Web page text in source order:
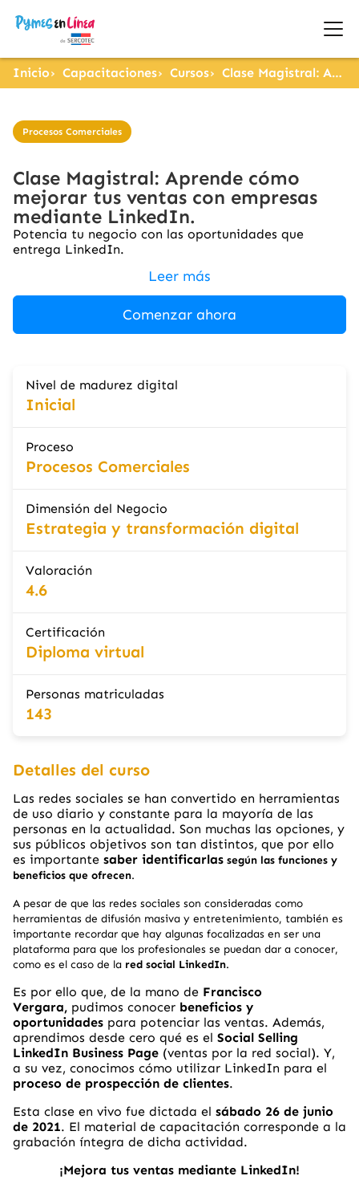
Inicio Capacitaciones Cursos Clase Magistral: Aprende cómo mejorar tus ventas con empresas mediante LinkedIn.
Procesos Comerciales
Clase Magistral: Aprende cómo
mejorar tus ventas con empresas
mediante LinkedIn.
Potencia tu negocio con las oportunidades que
entrega LinkedIn.
Leer más
Comenzar ahora
Nivel de madurez digital
Inicial
Proceso
Procesos Comerciales
Dimensión del Negocio
Estrategia y transformación digital
Valoración
4.6
Certificación
Diploma virtual
Personas matriculadas
143
Detalles del curso
Las redes sociales se han convertido en herramientas
de uso diario y constante para la mayoría de las
personas en la actualidad. Son muchas las opciones, y
sus públicos objetivos son tan distintos, que por ello
es importante saber identificarlas según las funciones y
beneficios que ofrecen.
A pesar de que las redes sociales son consideradas como
herramientas de difusión masiva y entretenimiento, también es
importante recordar que hay algunas focalizadas en ser una
plataforma para que los profesionales se puedan dar a conocer,
como es el caso de la red social LinkedIn.
Es por ello que, de la mano de Francisco
Vergara, pudimos conocer beneficios y
oportunidades para potenciar las ventas. Además,
aprendimos desde cero qué es el Social Selling
LinkedIn Business Page (ventas por la red social). Y,
a su vez, conocimos cómo utilizar LinkedIn para el
proceso de prospección de clientes.
Esta clase en vivo fue dictada el sábado 26 de junio
de 2021. El material de capacitación corresponde a la
grabación íntegra de dicha actividad.
¡Mejora tus ventas mediante LinkedIn!